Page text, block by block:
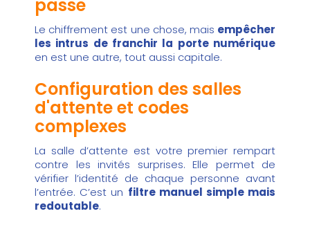
passe
Le chiffrement est une chose, mais empêcher
les intrus de franchir la porte numérique
en est une autre, tout aussi capitale.
Configuration des salles
d'attente et codes
complexes
La salle d’attente est votre premier rempart
contre les invités surprises. Elle permet de
vérifier l’identité de chaque personne avant
l’entrée. C’est un filtre manuel simple mais
redoutable.